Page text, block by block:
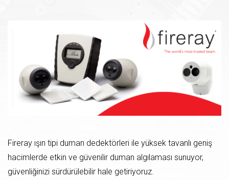
Fireray ışın tipi duman dedektörleri ile yüksek tavanlı geniş
hacimlerde etkin ve güvenilir duman algılaması sunuyor,
güvenliğinizi sürdürülebilir hale getiriyoruz.